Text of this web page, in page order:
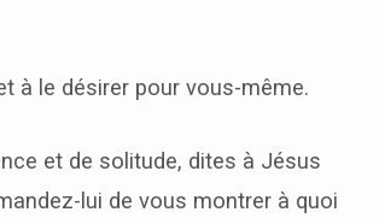
à le désirer pour vous-même.
et de solitude, dites à Jésus
lui de vous montrer à quoi